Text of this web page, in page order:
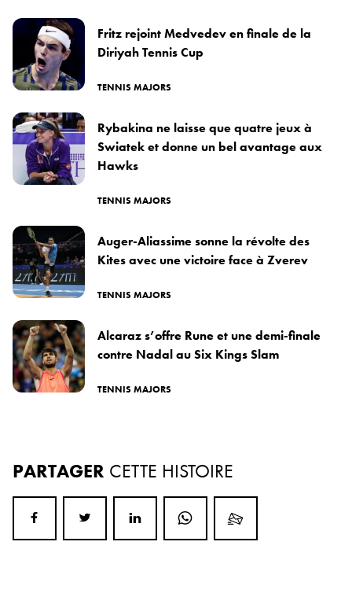
Fritz rejoint Medvedev en finale de la
Diriyah Tennis Cup
TENNIS MAJORS
Rybakina ne laisse que quatre jeux à
Swiatek et donne un bel avantage aux
Hawks
TENNIS MAJORS
Auger-Aliassime sonne la révolte des
Kites avec une victoire face à Zverev
TENNIS MAJORS
Alcaraz s’offre Rune et une demi-finale
contre Nadal au Six Kings Slam
TENNIS MAJORS
PARTAGER CETTE HISTOIRE